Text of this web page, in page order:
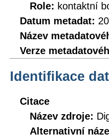
Role: kontaktní
Datum metadat:
Název
Verze
Identifikace dat
Citace
Název zdroje:
Alternativní